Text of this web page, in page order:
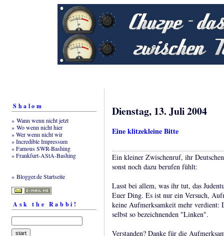
Shalom
» Wann wenn nicht jetzt
» Wo wenn nicht hier
» Wer wenn nicht wir
» Incredible Impressum
» Famous SWR-Bashing
» Frankfurt-AStA-Bashing
» Blogger.de Startseite
Ask the Rabbi!
Dienstag, 13. Juli 2004
Eine klitzekleine Bitte
Ein kleiner Zwischenruf, ihr
sonst noch dazu berufen fühlt:
Lasst bei allem, was ihr tut, das
Euer Ding. Es ist nur ein Versuch,
keine Aufmerksamkeit mehr verdient:
selbst so bezeichnenden "Linken".
Verstanden? Danke für die